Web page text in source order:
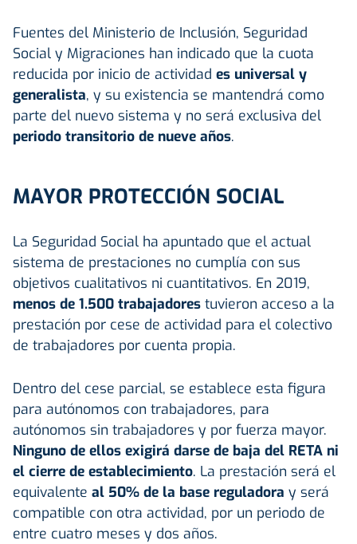
Fuentes del Ministerio de Inclusión, Seguridad
Social y Migraciones han indicado que la cuota
reducida por inicio de actividad es universal y
generalista, y su existencia se mantendrá como
parte del nuevo sistema y no será exclusiva del
periodo transitorio de nueve años.
MAYOR PROTECCIÓN SOCIAL
La Seguridad Social ha apuntado que el actual
sistema de prestaciones no cumplía con sus
objetivos cualitativos ni cuantitativos. En 2019,
menos de 1.500 trabajadores tuvieron acceso a la
prestación por cese de actividad para el colectivo
de trabajadores por cuenta propia.
Dentro del cese parcial, se establece esta figura
para autónomos con trabajadores, para
autónomos sin trabajadores y por fuerza mayor.
Ninguno de ellos exigirá darse de baja del RETA ni
el cierre de establecimiento. La prestación será el
equivalente al 50% de la base reguladora y será
compatible con otra actividad, por un periodo de
entre cuatro meses y dos años.